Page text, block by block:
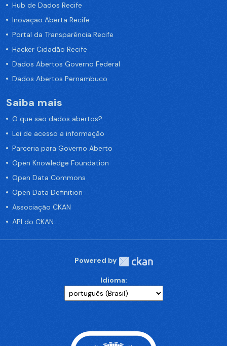
Hub de Dados Recife
Inovação Aberta Recife
Portal da Transparência Recife
Hacker Cidadão Recife
Dados Abertos Governo Federal
Dados Abertos Pernambuco
Saiba mais
O que são dados abertos?
Lei de acesso a informação
Parceria para Governo Aberto
Open Knowledge Foundation
Open Data Commons
Open Data Definition
Associação CKAN
API do CKAN
Powered by
Idioma